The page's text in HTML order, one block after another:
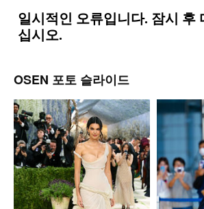
OSEN 포토 슬라이드